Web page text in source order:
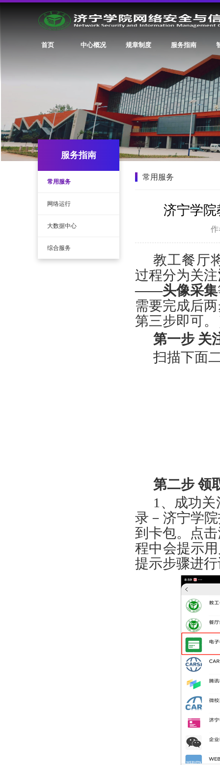
首页 中心概况 规章制度 服务指南
服务指南
常用服务
网络运行
大数据中心
综合服务
常用服务
济宁学院
作
教工餐厅
过程分为关注
——头像采集
需要完成后
第三步即可
第一步 关
扫描下面
第二步 领
1、成功
录－济宁学
到卡包。点
程中会提示
提示步骤进